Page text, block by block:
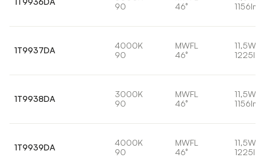
90
46°
1156lm
1T9937DA
4000K
90
MWFL
46°
11,5W
1225lm
1T9938DA
3000K
90
MWFL
46°
11,5W
1156lm
1T9939DA
4000K
90
MWFL
46°
11,5W
1225lm